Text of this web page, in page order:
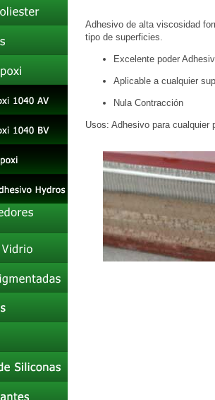
Adhesivo de alta viscosidad
tipo de superficies.
Excelente poder
Aplicable a cualquier
Nula Contracción
Usos: Adhesivo para cualquier